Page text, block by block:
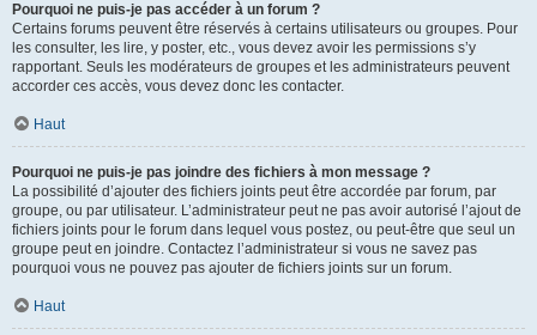
Pourquoi ne puis-je pas accéder à un forum ?
Certains forums peuvent être réservés à certains utilisateurs ou groupes. Pour
les consulter, les lire, y poster, etc., vous devez avoir les permissions s’y
rapportant. Seuls les modérateurs de groupes et les administrateurs peuvent
accorder ces accès, vous devez donc les contacter.
Haut
Pourquoi ne puis-je pas joindre des fichiers à mon message ?
La possibilité d’ajouter des fichiers joints peut être accordée par forum, par
groupe, ou par utilisateur. L’administrateur peut ne pas avoir autorisé l’ajout de
fichiers joints pour le forum dans lequel vous postez, ou peut-être que seul un
groupe peut en joindre. Contactez l’administrateur si vous ne savez pas
pourquoi vous ne pouvez pas ajouter de fichiers joints sur un forum.
Haut